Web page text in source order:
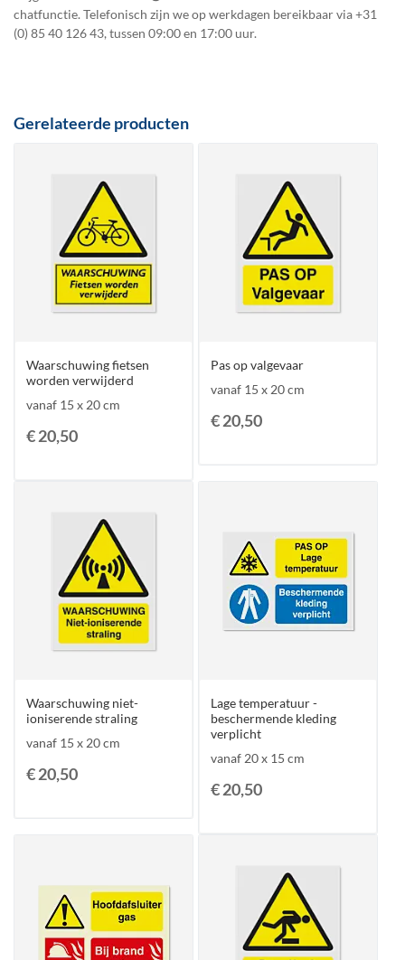
chatfunctie. Telefonisch zijn we op werkdagen bereikbaar via+31
(0) 85 40 126 43, tussen 09:00 en 17:00 uur.
Gerelateerde producten
Waarschuwing fietsen
worden verwijderd
vanaf 15 x 20 cm
€ 20,50
Pas op valgevaar
vanaf 15 x 20 cm
€ 20,50
Waarschuwing niet-
ioniserende straling
vanaf 15 x 20 cm
€ 20,50
Lage temperatuur -
beschermende kleding
verplicht
vanaf 20 x 15 cm
€ 20,50